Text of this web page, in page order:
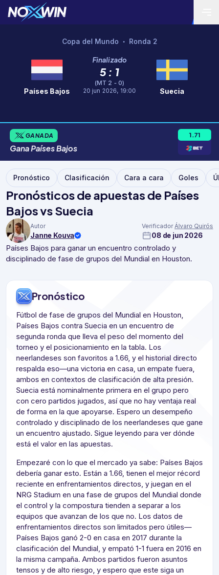
Copa del Mundo • Ronda 2
Países Bajos
Finalizado
5 : 1
(MT 2 - 0)
20 jun 2026, 19:00
Suecia
GANADA
GanaPaísesBajos
1.71
Pronóstico Clasificación Cara a cara Goles
Pronósticos de apuestas de Países
Bajos vs Suecia
Autor
Janne Kouva
Verificador Álvaro Quirós
08 de jun 2026
Países Bajos para ganar un encuentro controlado y
disciplinado de fase de grupos del Mundial en Houston.
Pronóstico
Fútbol de fase de grupos del Mundial en Houston,
Países Bajos contra Suecia en un encuentro de
segunda ronda que lleva el peso del momento del
torneo y el posicionamiento en la tabla. Los
neerlandeses son favoritos a 1.66, y el historial directo
respalda eso—una victoria en casa, un empate fuera,
ambos en contextos de clasificación de alta presión.
Suecia está nominalmente primera en el grupo pero
con cero partidos jugados, así que no hay ventaja real
de forma en la que apoyarse. Espero un desempeño
controlado y disciplinado de los neerlandeses que gane
un encuentro ajustado. Sigue leyendo para ver dónde
está el valor en las apuestas.
Empezaré con lo que el mercado ya sabe: Países Bajos
debería ganar esto. Están a 1.66, tienen el mejor récord
reciente en enfrentamientos directos, y juegan en el
NRG Stadium en una fase de grupos del Mundial donde
el control y la compostura tienden a separar a los
equipos que avanzan de los que no. Los datos de
enfrentamientos directos son limitados pero útiles—
Países Bajos ganó 2-0 en casa en 2017 durante la
clasificación del Mundial, y empató 1-1 fuera en 2016 en
la misma campaña. Ambos partidos fueron asuntos
tensos y de alto riesgo, y espero que este siga un